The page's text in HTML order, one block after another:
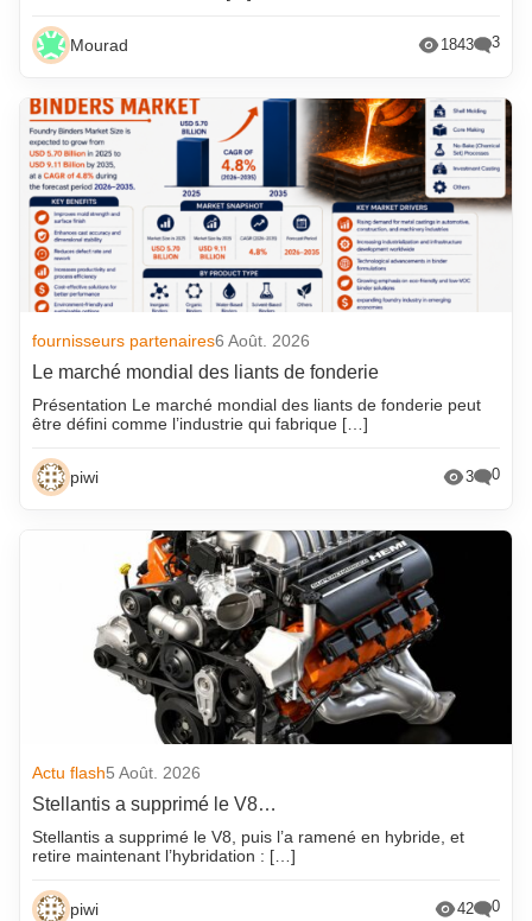
Mourad 1843 3
fournisseurs partenaires6 Août. 2026
Le marché mondial des liants de fonderie
Présentation Le marché mondial des liants de fonderie peut
être défini comme l’industrie qui fabrique […]
piwi 3 0
Actu flash5 Août. 2026
Stellantis a supprimé le V8…
Stellantis a supprimé le V8, puis l’a ramené en hybride, et
retire maintenant l’hybridation : […]
piwi 42 0